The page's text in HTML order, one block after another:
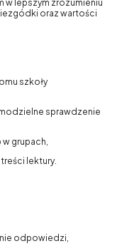
lepszym zrozumieniu
oraz wartości
szkoły
sprawdzenie
grupach,
lektury.
odpowiedzi,